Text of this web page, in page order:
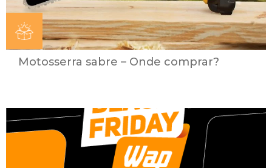
Motosserra sabre – Onde comprar?